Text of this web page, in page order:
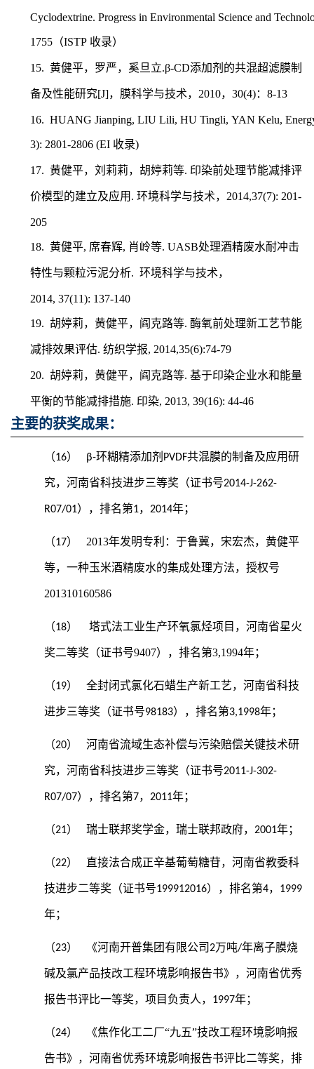
Cyclodextrine. Progress in Environmental Science and
1755 （ISTP 收录）
15. 黄健平，罗严，奚旦立.β-CD添加剂的共混超滤膜制
备及性能研究[J]，膜科学与技术， 2010， 30(4)： 8-13
16. HUANG Jianping, LIU Lili, HU Tingli, YAN Kelu, Energy
3): 2801-2806 (EI 收录)
17. 黄健平，刘莉莉，胡婷莉等. 印染前处理节能减排评
价模型的建立及应用 . 环境科学与技术， 2014,37(7): 201-
205
18. 黄健平, 席春辉, 肖岭等. UASB处理酒精废水耐冲击
特性与颗粒污泥分析. 环境科学与技术，
2014, 37(11): 137-140
19. 胡婷莉，黄健平，阎克路等. 酶氧前处理新工艺节能
减排效果评估. 纺织学报, 2014,35(6):74-79
20. 胡婷莉，黄健平，阎克路等. 基于印染企业水和能量
平衡的节能减排措施. 印染, 2013, 39(16): 44-46
主要的获奖成果：
（16） β-环糊精添加剂PVDF共混膜的制备及应用研
究，河南省科技进步三等奖（证书号2014-J-262-
R07/01），排名第1，2014年；
（17） 2013年发明专利：于鲁冀，宋宏杰，黄健平
等， 一种玉米酒精废水的集成处理方法，授权号
201310160586
（18） 塔式法工业生产环氧氯烃项目，河南省星火
奖二等奖（证书号9407），排名第3,1994年；
（19） 全封闭式氯化石蜡生产新工艺，河南省科技
进步三等奖（证书号98183），排名第3,1998年；
（20） 河南省流域生态补偿与污染赔偿关键技术研
究，河南省科技进步三等奖（证书号2011-J-302-
R07/07），排名第7，2011年；
（21） 瑞士联邦奖学金，瑞士联邦政府，2001年；
（22） 直接法合成正辛基葡萄糖苷，河南省教委科
技进步二等奖（证书号199912016），排名第4，1999
年；
（23） 《河南开普集团有限公司2万吨/年离子膜烧
碱及氯产品技改工程环境影响报告书》，河南省优秀
报告书评比一等奖，项目负责人，1997年；
（24） 《焦作化工二厂 “九五”技改工程环境影响报
告书》，河南省优秀环境影响报告书评比二等奖，排